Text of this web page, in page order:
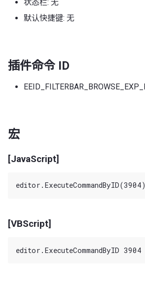
状态栏: 无
默认快捷键: 无
插件命令 ID
宏
[JavaScript]
[VBScript]